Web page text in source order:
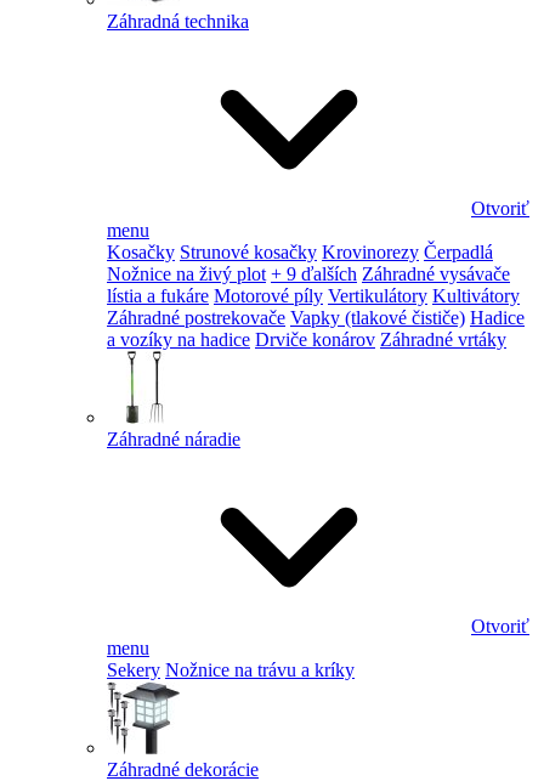
Záhradná technika
Otvoriť
menu
Kosačky Strunové kosačky Krovinorezy Čerpadlá
Nožnice na živý plot + 9 ďalších Záhradné vysávače
lístia a fukáre Motorové píly Vertikulátory Kultivátory
Záhradné postrekovače Vapky (tlakové čističe) Hadice
a vozíky na hadice Drviče konárov Záhradné vrtáky
Záhradné náradie
Otvoriť
menu
Sekery Nožnice na trávu a kríky
Záhradné dekorácie